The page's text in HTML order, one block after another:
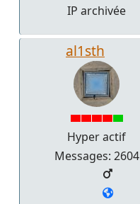
IP archivée
al1sth
Hyper actif
Messages: 2604